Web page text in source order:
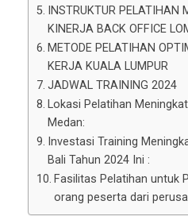
INSTRUKTUR PELATIHAN
KINERJA BACK OFFICE
METODE PELATIHAN
KERJA KUALA LUMPUR
JADWAL TRAINING 2024
Lokasi Pelatihan
Medan:
Investasi Training
Bali Tahun 2024 Ini :
Fasilitas Pelatihan untuk
orang peserta dari